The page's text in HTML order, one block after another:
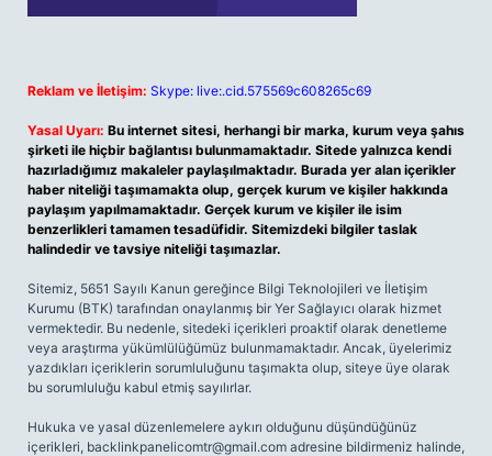
Reklam ve İletişim: Skype: live:.cid.575569c608265c69
Yasal Uyarı: Bu internet sitesi, herhangi bir marka, kurum veya şahıs
şirketi ile hiçbir bağlantısı bulunmamaktadır. Sitede yalnızca kendi
hazırladığımız makaleler paylaşılmaktadır. Burada yer alan içerikler
haber niteliği taşımamakta olup, gerçek kurum ve kişiler hakkında
paylaşım yapılmamaktadır. Gerçek kurum ve kişiler ile isim
benzerlikleri tamamen tesadüfidir. Sitemizdeki bilgiler taslak
halindedir ve tavsiye niteliği taşımazlar.
Sitemiz, 5651 Sayılı Kanun gereğince Bilgi Teknolojileri ve İletişim
Kurumu (BTK) tarafından onaylanmış bir Yer Sağlayıcı olarak hizmet
vermektedir. Bu nedenle, sitedeki içerikleri proaktif olarak denetleme
veya araştırma yükümlülüğümüz bulunmamaktadır. Ancak, üyelerimiz
yazdıkları içeriklerin sorumluluğunu taşımakta olup, siteye üye olarak
bu sorumluluğu kabul etmiş sayılırlar.
Hukuka ve yasal düzenlemelere aykırı olduğunu düşündüğünüz
içerikleri, backlinkpanelicomtr@gmail.com adresine bildirmeniz halinde,